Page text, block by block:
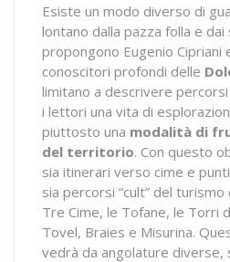
Esiste un modo diverso di
lontano dalla pazza folla e
propongono Eugenio Cipriani
conoscitori profondi delle
limitano a descrivere
i lettori una vita di
piuttosto una modalità di
del territorio. Con questo
sia itinerari verso cime e
sia percorsi “cult” del
Tre Cime, le Tofane, le Torri
Tovel, Braies e Misurina.
vedrà da angolature diverse,